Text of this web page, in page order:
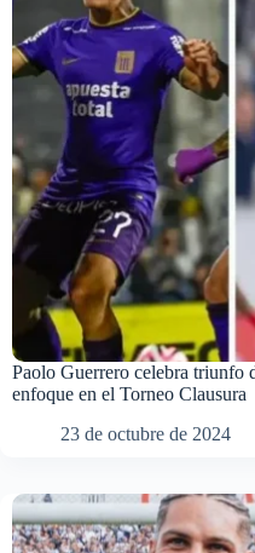
Paolo Guerrero celebra triunfo
enfoque en el Torneo Clausura
23 de octubre de 2024